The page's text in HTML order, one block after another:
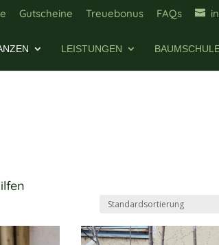
Gutscheine Treuebonus FAQs
LEISTUNGEN